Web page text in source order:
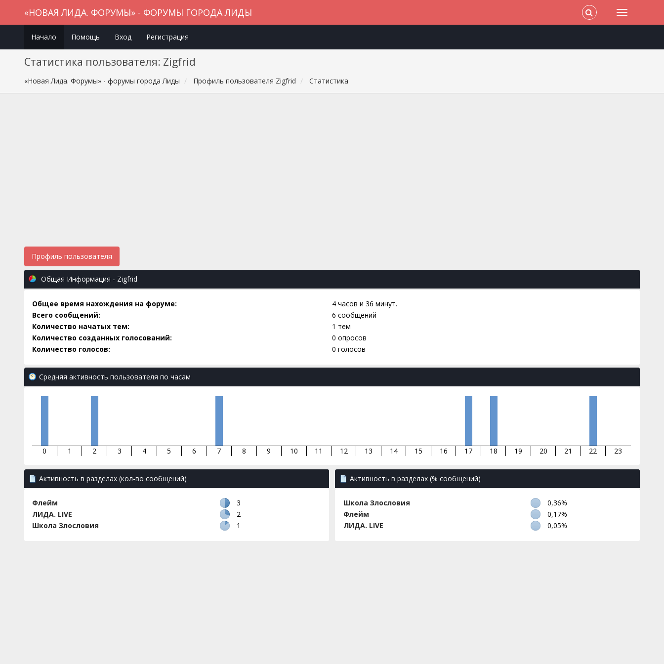
«НОВАЯ ЛИДА. ФОРУМЫ» - ФОРУМЫ ГОРОДА ЛИДЫ
Начало Помощь Вход Регистрация
Статистика пользователя: Zigfrid
«Новая Лида. Форумы» - форумы города Лиды Профиль пользователя Zigfrid Статистика
Профиль пользователя
Общая Информация - Zigfrid
Общее время нахождения на форуме:
4 часов и 36 минут.
Всего сообщений:
6 сообщений
Количество начатых тем:
1 тем
Количество созданных голосований:
0 опросов
Количество голосов:
0 голосов
Средняя активность пользователя по часам
0 1 2 3 4 5 6 7 8 9 10 11 12 13 14 15 16 17 18 19 20 21 22 23
Активность в разделах (кол-во сообщений)
Флейм
3
ЛИДА. LIVE
2
Школа Злословия
1
Активность в разделах (% сообщений)
Школа Злословия
0,36%
Флейм
0,17%
ЛИДА. LIVE
0,05%